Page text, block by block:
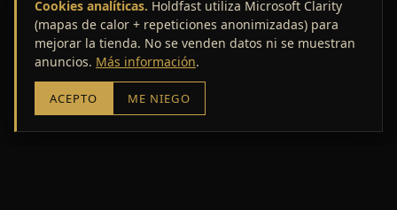
Escuela de lo Genial SAS
Cookies analíticas. Holdfast utiliza Microsoft Clarity
(mapas de calor + repeticiones anonimizadas) para
mejorar la tienda. No se venden datos ni se muestran
anuncios. Más información.
ACEPTO ME NIEGO